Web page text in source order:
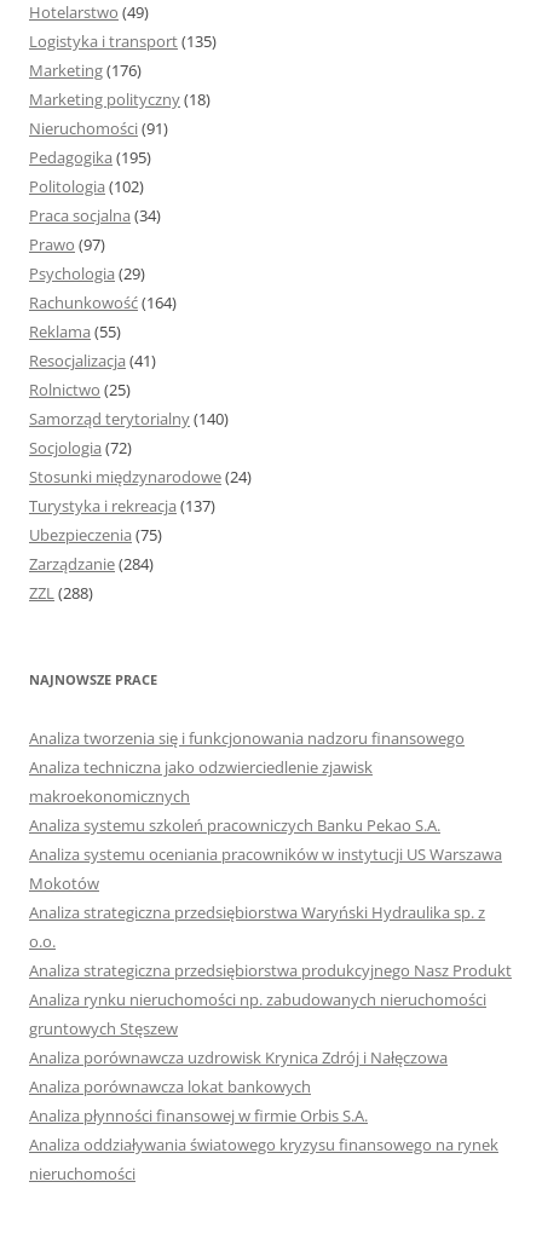
Hotelarstwo (49)
Logistyka i transport(135)
Marketing(176)
Marketing polityczny(18)
Nieruchomości(91)
Pedagogika (195)
Politologia (102)
Praca socjalna (34)
Prawo (97)
Psychologia (29)
Rachunkowość(164)
Reklama (55)
Resocjalizacja (41)
Rolnictwo (25)
Samorząd terytorialny(140)
Socjologia (72)
Stosunki międzynarodowe(24)
Turystyka i rekreacja (137)
Ubezpieczenia (75)
Zarządzanie(284)
ZZL(288)
NAJNOWSZE PRACE
Analiza tworzenia się i funkcjonowania nadzoru finansowego
Analiza techniczna jako odzwierciedlenie zjawisk
makroekonomicznych
Analiza systemu szkoleń pracowniczych Banku Pekao S.A.
Analiza systemu oceniania pracowników w instytucji US Warszawa
Mokotów
Analiza strategiczna przedsiębiorstwa Waryński Hydraulika sp. z
o.o.
Analiza strategiczna przedsiębiorstwa produkcyjnego Nasz Produkt
Analiza rynku nieruchomości np. zabudowanych nieruchomości
gruntowych Stęszew
Analiza porównawcza uzdrowisk Krynica Zdrój i Nałęczowa
Analiza porównawcza lokat bankowych
Analiza płynności finansowej w firmie Orbis S.A.
Analiza oddziaływania światowego kryzysu finansowego na rynek
nieruchomości